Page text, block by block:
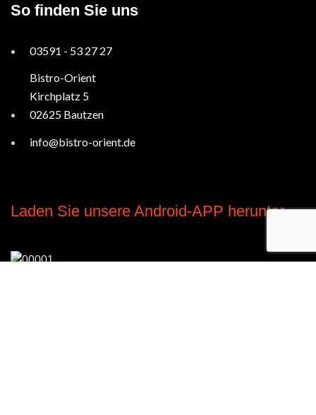
So finden Sie uns
03591 - 53 27 27
Bistro-Orient
Kirchplatz 5
02625 Bautzen
info@bistro-orient.de
Laden Sie unsere Android-APP herunter